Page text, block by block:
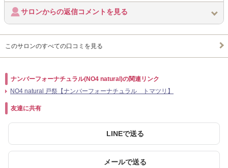
サロンからの返信コメントを見る
このサロンのすべての口コミを見る
ナンバーフォーナチュラル(NO4 natural)の関連リンク
NO4 natural 戸祭【ナンバーフォーナチュラル トマツリ】
友達に共有
LINEで送る
メールで送る